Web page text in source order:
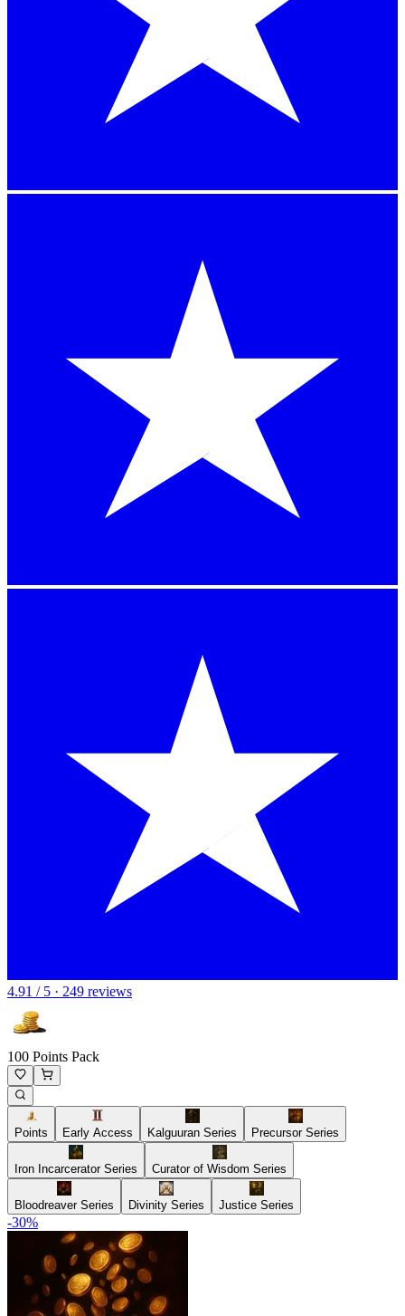
4.91 / 5 · 249 reviews
100 Points Pack
Points Early Access Kalguuran Series Precursor Series
Iron Incarcerator Series Curator of Wisdom Series
Bloodreaver Series Divinity Series Justice Series
-30%